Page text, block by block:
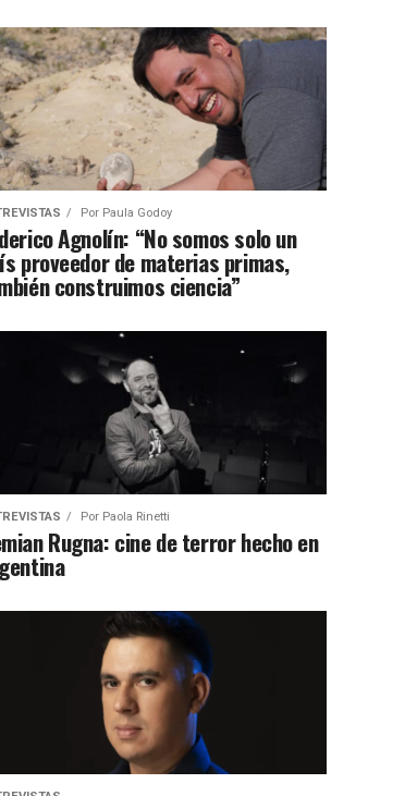
Por Paula Godoy
Agnolín: “No somos solo un
proveedor de materias primas,
construimos ciencia”
Por Paola Rinetti
Rugna: cine de terror hecho en